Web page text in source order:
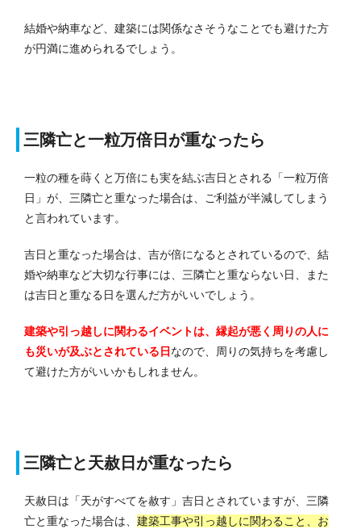
結婚や納車など、建築には関係なさそうなことでも避けた方
が円満に進められるでしょう。
三隣亡と一粒万倍日が重なったら
一粒の種を蒔くと万倍にも実を結ぶ吉日とされる「一粒万倍
日」が、三隣亡と重なった場合は、ご利益が半減してしまう
と言われています。
吉日と重なった場合は、吉が倍になるとされているので、結
婚や納車など大切な行事には、三隣亡と重ならない日、また
は吉日と重なる日を選んだ方がいいでしょう。
建築や引っ越しに関わるイベントは、縁起が悪く周りの人に
も災いが及ぶとされている日 なので、周りの気持ちを考慮し
て避けた方がいいかもしれません。
三隣亡と天赦日が重なったら
天赦日は「天がすべてを赦す」吉日とされていますが、三隣
亡と重なった場合は、 建築工事や引っ越しに関わること、お